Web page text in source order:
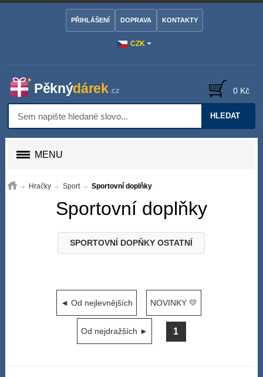
CZK
PŘIHLÁŠENÍ DOPRAVA KONTAKTY
HLEDAT
0 Kč
MENU
Hračky Sport Sportovní doplňky
Sportovní doplňky
SPORTOVNÍ DOPŇKY OSTATNÍ
◄ Od nejlevnějších NOVINKY 💛
Od nejdražších ► 1